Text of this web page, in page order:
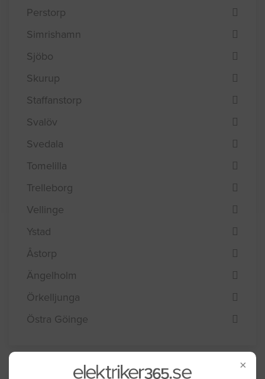
×
Perstorp
Simrishamn
Sjöbo
Skurup
Staffanstorp
Svalöv
Svedala
Tomelilla
Trelleborg
Vellinge
Ystad
Åstorp
Ängelholm
Örkelljunga
Östra Göinge